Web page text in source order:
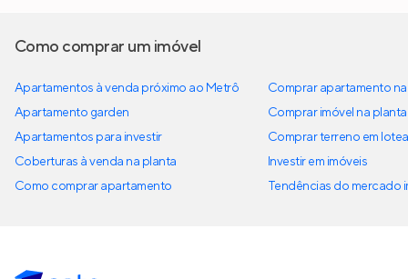
Como comprar um imóvel
Apartamentos à venda próximo ao Metrô
Apartamento garden
Apartamentos para investir
Coberturas à venda na planta
Como comprar apartamento
Comprar apartamento
Comprar imóvel na planta
Comprar terreno em
Investir em imóveis
Tendências do mercado